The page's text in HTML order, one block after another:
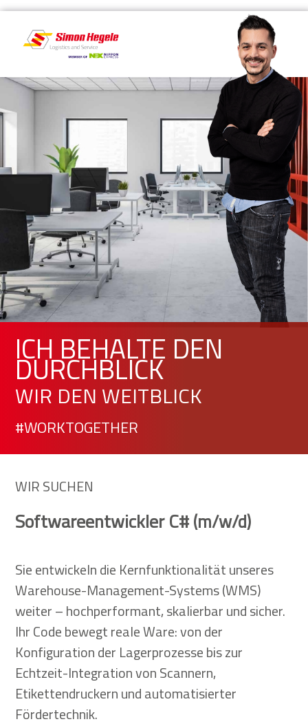
ICH BEHALTE DEN
DURCHBLICK
WIR DEN WEITBLICK
#WORKTOGETHER
WIR SUCHEN
Softwareentwickler C#(m/w/d)
Sie entwickeln die Kernfunktionalität unseres
Warehouse-Management-Systems (WMS)
weiter – hochperformant, skalierbar und sicher.
Ihr Code bewegt reale Ware: von der
Konfiguration der Lagerprozesse bis zur
Echtzeit-Integration von Scannern,
Etikettendruckern und automatisierter
Fördertechnik.